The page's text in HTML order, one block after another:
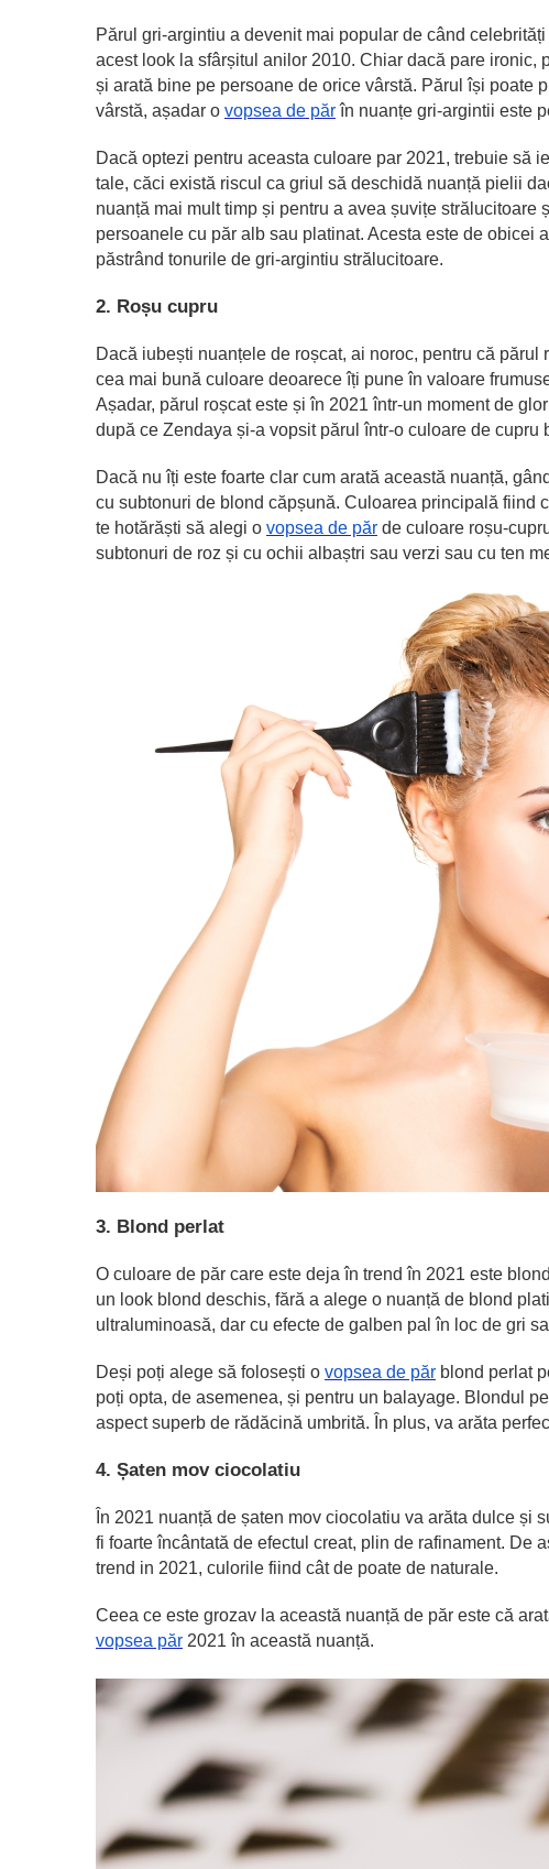
Părul gri-argintiu a devenit mai popular de când
acest look la sfârșitul anilor 2010. Chiar dacă pare ironic,
și arată bine pe persoane de orice vârstă. Părul își poate
vârstă, așadar o vopsea de părîn nuanțe gri-argintii este
Dacă optezi pentru aceasta culoare par 2021, trebuie să
tale, căci există riscul ca griul să deschidă nuanță pielii
nuanță mai mult timp și pentru a avea șuvițe
persoanele cu păr alb sau platinat. Acesta este de
păstrând tonurile de gri-argintiu strălucitoare.
2. Roșu cupru
Dacă iubești nuanțele de roșcat, ai noroc, pentru că
cea mai bună culoare deoarece îți pune în valoare
Așadar, părul roșcat este și în 2021 într-un moment de
după ce Zendaya și-a vopsit părul într-o culoare de cupru
Dacă nu îți este foarte clar cum arată această nuanță,
cu subtonuri de blond căpșună. Culoarea principală fiind
te hotărăști să alegi o vopsea de păr de culoare roșu-
subtonuri de roz și cu ochii albaștri sau verzi sau cu ten
3. Blond perlat
O culoare de păr care este deja în trend în 2021 este
un look blond deschis, fără a alege o nuanță de blond
ultraluminoasă, dar cu efecte de galben pal în loc de gri
Deși poți alege să folosești o vopsea de păr blond perlat
poți opta, de asemenea, și pentru un balayage. Blondul
aspect superb de rădăcină umbrită. În plus, va arăta
4. Șaten mov ciocolatiu
În 2021 nuanță de șaten mov ciocolatiu va arăta dulce și
fi foarte încântată de efectul creat, plin de rafinament. De
trend in 2021, culorile fiind cât de poate de naturale.
Ceea ce este grozav la această nuanță de păr este că
vopsea păr 2021 în această nuanță.